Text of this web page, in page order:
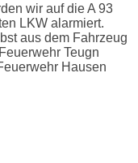
wir auf die A 93
LKW alarmiert.
aus dem Fahrzeug
Teugn
Hausen